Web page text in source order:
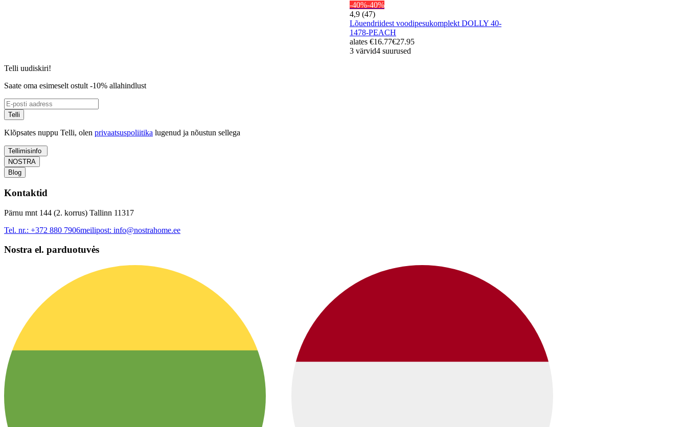
-40%-40%
4,9 (47)
Lõuendriidest voodipesukomplekt DOLLY 40-
1478-PEACH
alates €16.77€27.95
3 värvid4 suurused
Telli uudiskiri!
Saate oma esimeselt ostult -10% allahindlust
Telli
Klõpsates nuppu Telli, olen privaatsuspoliitika lugenud ja nõustun sellega
Tellimisinfo
NOSTRA
Blog
Kontaktid
Pärnu mnt 144 (2. korrus) Tallinn 11317
Tel. nr.: +372 880 7906meilipost: info@nostrahome.ee
Nostra el. parduotuvės